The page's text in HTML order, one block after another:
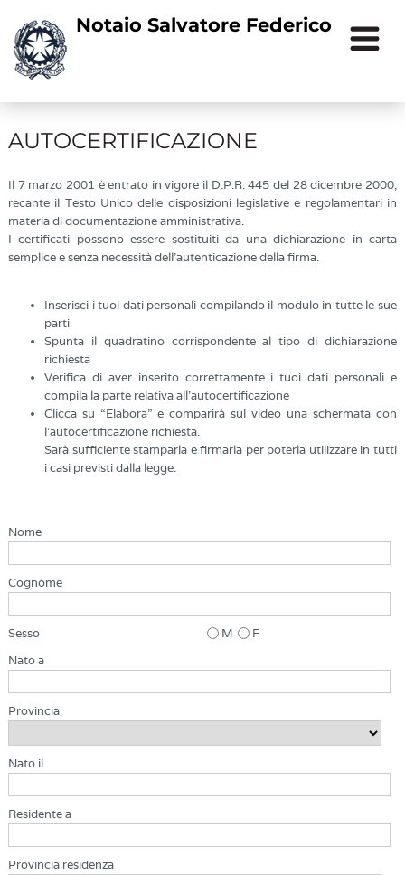
Notaio Salvatore Federico
AUTOCERTIFICAZIONE
Il 7 marzo 2001 è entrato in vigore il D.P.R. 445 del 28 dicembre 2000,
recante il Testo Unico delle disposizioni legislative e regolamentari in
materia di documentazione amministrativa.
I certificati possono essere sostituiti da una dichiarazione in carta
semplice e senza necessità dell'autenticazione della firma.
Inserisci i tuoi dati personali compilando il modulo in tutte le sue
parti
Spunta il quadratino corrispondente al tipo di dichiarazione
richiesta
Verifica di aver inserito correttamente i tuoi dati personali e
compila la parte relativa all’autocertificazione
Clicca su “Elabora” e comparirà sul video una schermata con
l’autocertificazione richiesta.
Sarà sufficiente stamparla e firmarla per poterla utilizzare in tutti
i casi previsti dalla legge.
Nome
Cognome
Sesso M
F
Nato a
Provincia
Nato il
Residente a
Provincia residenza